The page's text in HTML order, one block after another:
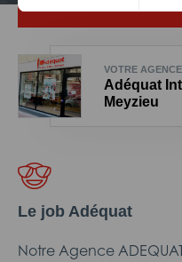
VOTRE AGENCE
Adéquat
Meyzieu
Le job Adéquat
Notre Agence